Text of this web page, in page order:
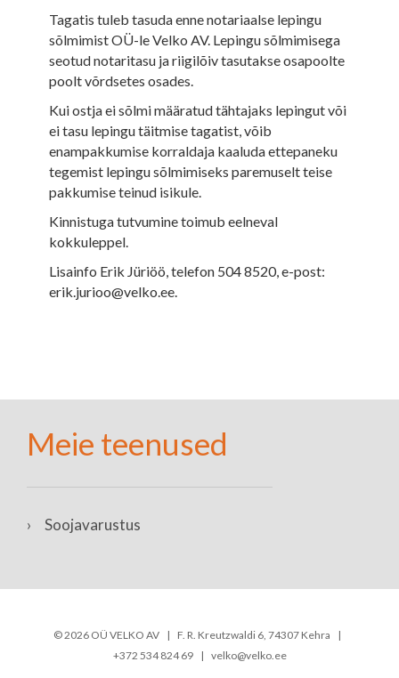
Tagatis tuleb tasuda enne notariaalse lepingu
sõlmimist OÜ-le Velko AV. Lepingu sõlmimisega
seotud notaritasu ja riigilõiv tasutakse osapoolte
poolt võrdsetes osades.
Kui ostja ei sõlmi määratud tähtajaks lepingut või
ei tasu lepingu täitmise tagatist, võib
enampakkumise korraldaja kaaluda ettepaneku
tegemist lepingu sõlmimiseks paremuselt teise
pakkumise teinud isikule.
Kinnistuga tutvumine toimub eelneval
kokkuleppel.
Lisainfo Erik Jüriöö, telefon 504 8520, e-post:
erik.jurioo@velko.ee.
Meie teenused
› Soojavarustus
© 2026 OÜ VELKO AV | F. R. Kreutzwaldi 6, 74307 Kehra |
+372 534 824 69 | velko@velko.ee